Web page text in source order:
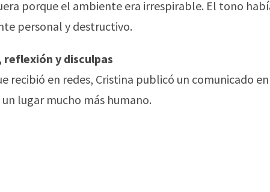
porque el ambiente era irrespirable. El tono
personal y destructivo.
reflexión y disculpas
recibió en redes, Cristina publicó un comunicado
lugar mucho más humano.